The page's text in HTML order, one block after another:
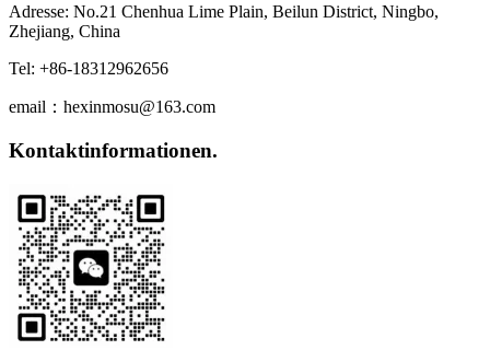
Adresse: No.21 Chenhua Lime Plain, Beilun District, Ningbo,
Zhejiang, China
Tel: +86-18312962656
email：hexinmosu@163.com
Kontaktinformationen.